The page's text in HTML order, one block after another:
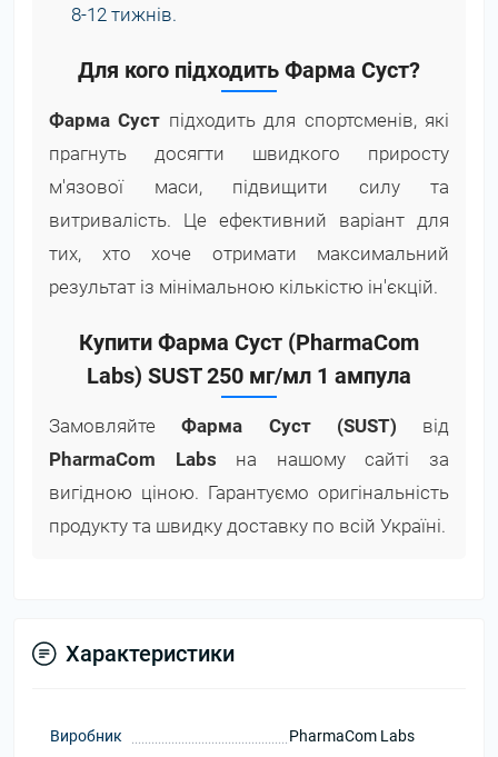
8-12 тижнів.
Для кого підходить Фарма Суст?
Фарма Суст підходить для спортсменів, які
прагнуть досягти швидкого приросту
м'язової маси, підвищити силу та
витривалість. Це ефективний варіант для
тих, хто хоче отримати максимальний
результат із мінімальною кількістю ін'єкцій.
Купити Фарма Суст (PharmaCom
Labs) SUST 250 мг/мл 1 ампула
ЗамовляйтеФарма Суст (SUST) від
PharmaCom Labs на нашому сайті за
вигідною ціною. Гарантуємо оригінальність
продукту та швидку доставку по всій Україні.
Характеристики
Виробник PharmaCom Labs